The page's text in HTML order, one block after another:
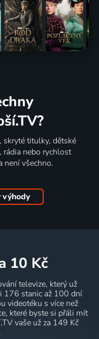
skryté titulky, dětské
rádia nebo rychlost
není všechno.
výhody
10 Kč
televize, který už
176 stanic až 100 dní
videotéku s více než
které byste si přáli mít
vaše už za 149 Kč